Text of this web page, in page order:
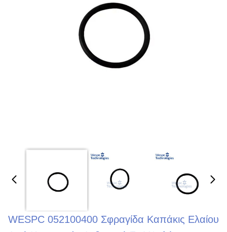
WESPC 052100400 Σφραγίδα Καπάκις Ελαίου